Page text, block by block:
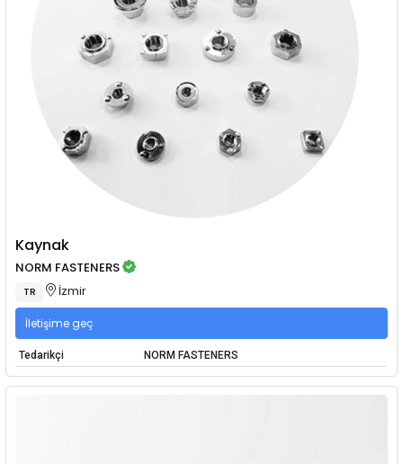
Kaynak
NORM FASTENERS
TR İzmir
İletişime geç
Tedarikçi NORM FASTENERS